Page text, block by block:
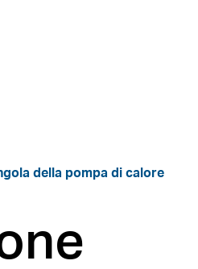
della pompa di calore